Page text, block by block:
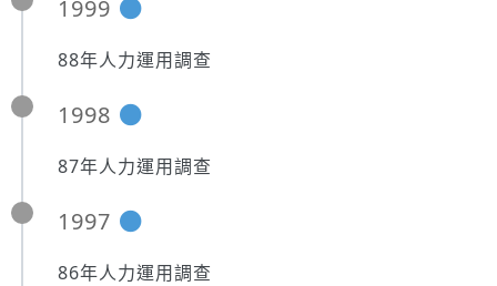
1999
88年人力運用調查
1998
87年人力運用調查
1997
86年人力運用調查